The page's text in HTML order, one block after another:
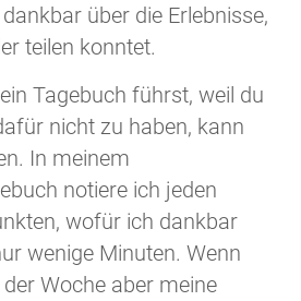
über die Erlebnisse,
teilen konntet.
Tagebuch führst, weil du
nicht zu haben, kann
In meinem
notiere ich jeden
wofür ich dankbar
wenige Minuten. Wenn
Woche aber meine